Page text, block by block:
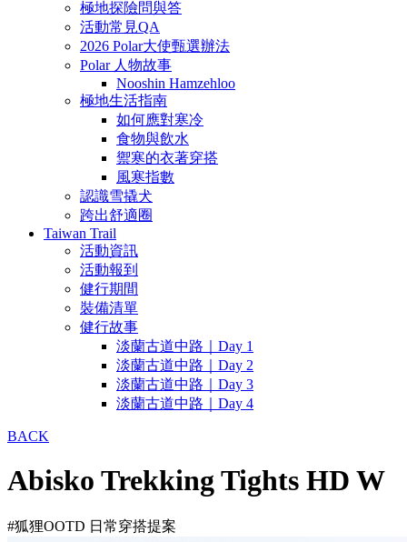
極地探險問與答
活動常見QA
2026 Polar大使甄選辦法
Polar 人物故事
Nooshin Hamzehloo
極地生活指南
如何應對寒冷
食物與飲水
禦寒的衣著穿搭
風寒指數
認識雪撬犬
跨出舒適圈
Taiwan Trail
活動資訊
活動報到
健行期間
裝備清單
健行故事
淡蘭古道中路｜Day 1
淡蘭古道中路｜Day 2
淡蘭古道中路｜Day 3
淡蘭古道中路｜Day 4
BACK
Abisko Trekking Tights HD W
#狐狸OOTD 日常穿搭提案